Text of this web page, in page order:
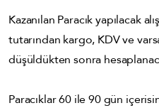
Kazanılan Paracık yapılacak
tutarından kargo, KDV ve
düşüldükten sonra
Paracıklar 60 ile 90 gün